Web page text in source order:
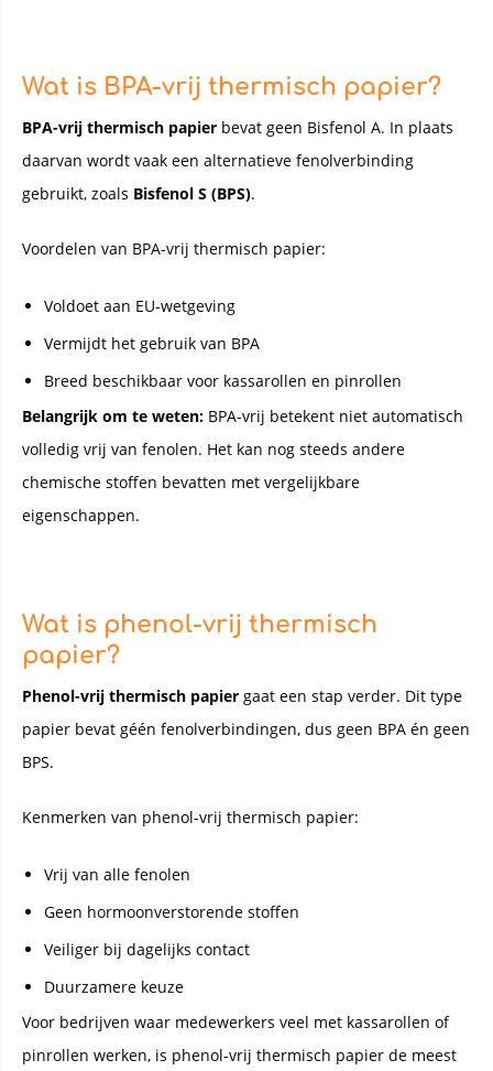
Wat is BPA-vrij thermisch papier?
BPA-vrij thermisch papier bevat geen Bisfenol A. In plaats
daarvan wordt vaak een alternatieve fenolverbinding
gebruikt, zoals Bisfenol S (BPS).
Voordelen van BPA-vrij thermisch papier:
Voldoet aan EU-wetgeving
Vermijdt het gebruik van BPA
Breed beschikbaar voor kassarollen en pinrollen
Belangrijk om te weten: BPA-vrij betekent niet automatisch
volledig vrij van fenolen. Het kan nog steeds andere
chemische stoffen bevatten met vergelijkbare
eigenschappen.
Wat is phenol-vrij thermisch
papier?
Phenol-vrij thermisch papier gaat een stap verder. Dit type
papier bevat géén fenolverbindingen, dus geen BPA én geen
BPS.
Kenmerken van phenol-vrij thermisch papier:
Vrij van alle fenolen
Geen hormoonverstorende stoffen
Veiliger bij dagelijks contact
Duurzamere keuze
Voor bedrijven waar medewerkers veel met kassarollen of
pinrollen werken, is phenol-vrij thermisch papier de meest